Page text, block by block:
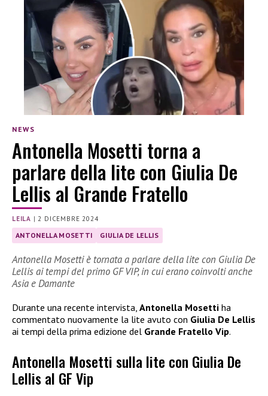
NEWS
Antonella Mosetti torna a
parlare della lite con Giulia De
Lellis al Grande Fratello
LEILA |2 DICEMBRE 2024
ANTONELLA MOSETTI GIULIA DE LELLIS
Antonella Mosetti è tornata a parlare della lite con Giulia De
Lellis ai tempi del primo GF VIP, in cui erano coinvolti anche
Asia e Damante
Durante una recente intervista, Antonella Mosetti ha
commentato nuovamente la lite avuto con Giulia De Lellis
ai tempi della prima edizione del Grande Fratello Vip.
Antonella Mosetti sulla lite con Giulia De
Lellis al GF Vip